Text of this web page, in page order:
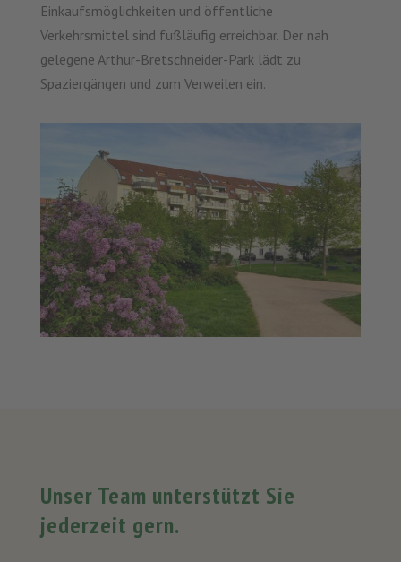
Einkaufsmöglichkeiten und öffentliche
Verkehrsmittel sind fußläufig erreichbar. Der nah
gelegene Arthur-Bretschneider-Park lädt zu
Spaziergängen und zum Verweilen ein.
Unser Team unterstützt Sie
jederzeit gern.